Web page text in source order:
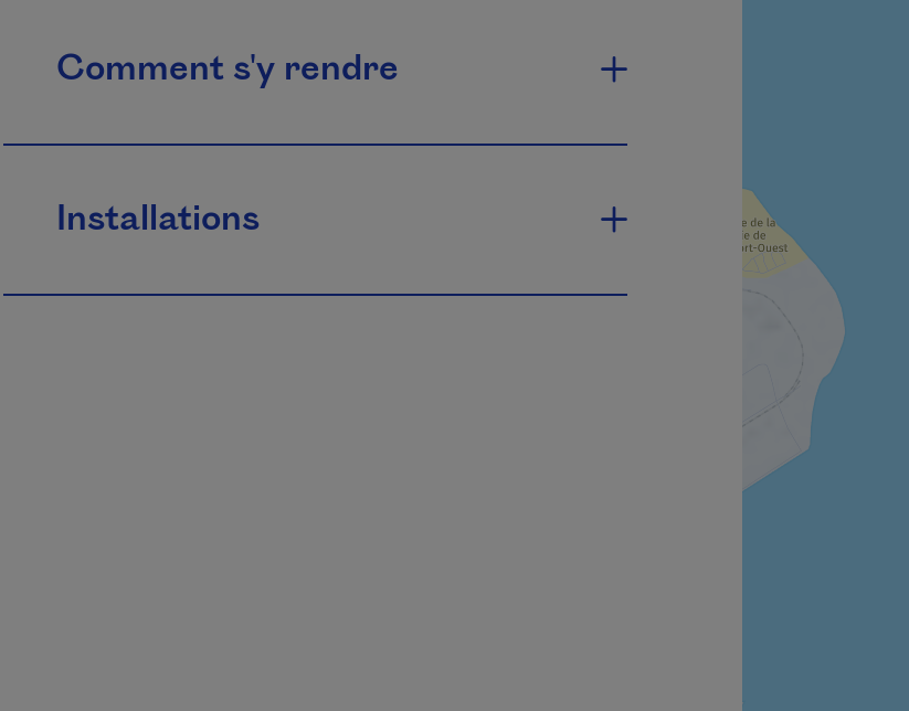
Comment s'y rendre
Installations